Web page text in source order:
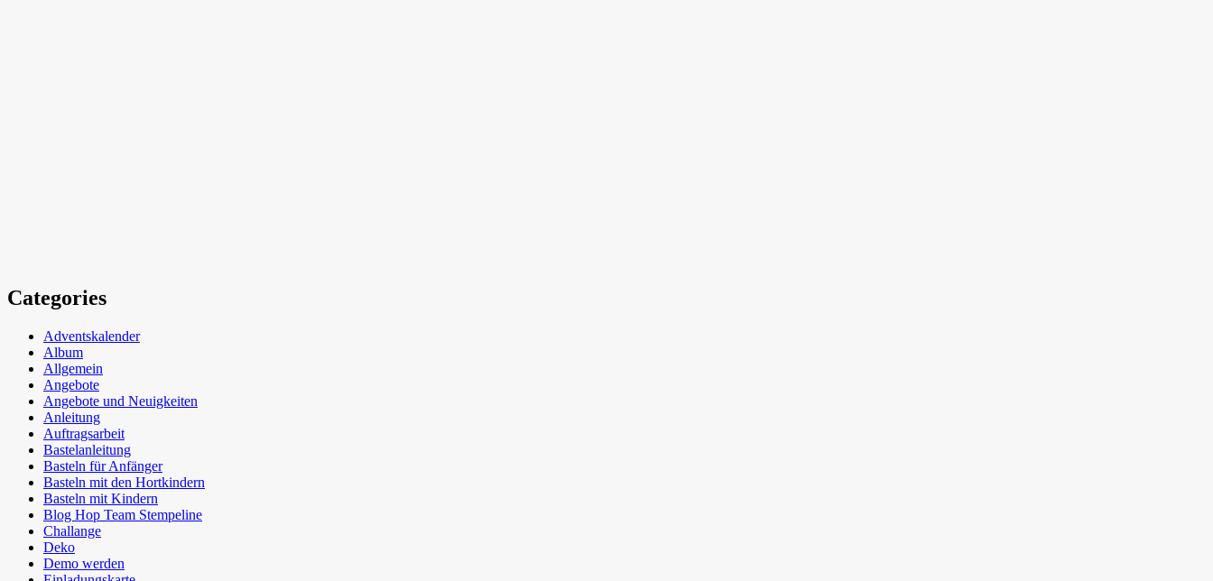
Categories
Adventskalender
Album
Allgemein
Angebote
Angebote und Neuigkeiten
Anleitung
Auftragsarbeit
Bastelanleitung
Basteln für Anfänger
Basteln mit den Hortkindern
Basteln mit Kindern
Blog Hop Team Stempeline
Challange
Deko
Demo werden